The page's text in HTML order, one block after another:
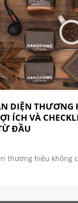
DIỆN THƯƠNG
ÍCH VÀ
ĐẦU
thương hiệu không